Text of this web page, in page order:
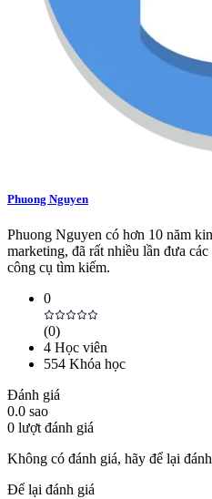
Phuong Nguyen
Phuong Nguyen có hơn 10 năm
marketing, đã rất nhiều lần đưa
công cụ tìm kiếm.
0
(0)
4 Học viên
554 Khóa học
Đánh giá
0.0 sao
0 lượt đánh giá
Không có đánh giá, hãy để lại
Để lại đánh giá